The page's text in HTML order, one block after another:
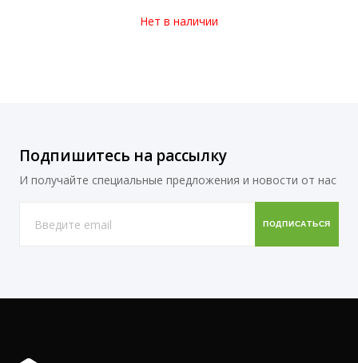
Нет в наличии
Подпишитесь на рассылку
И получайте специальные предложения и новости от нас